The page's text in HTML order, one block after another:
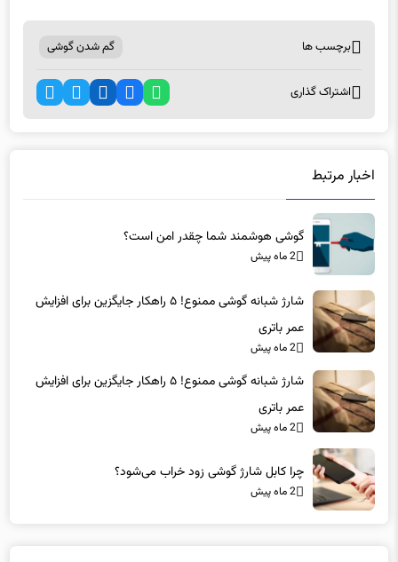
برچسب ها گم شدن گوشی
اشتراک گذاری
اخبار مرتبط
گوشی هوشمند شما چقدر امن است؟
2 ماه پیش
شارژ شبانه گوشی ممنوع! ۵ راهکار جایگزین برای افزایش
عمر باتری
2 ماه پیش
شارژ شبانه گوشی ممنوع! ۵ راهکار جایگزین برای افزایش
عمر باتری
2 ماه پیش
چرا کابل شارژ گوشی زود خراب می‌شود؟
2 ماه پیش